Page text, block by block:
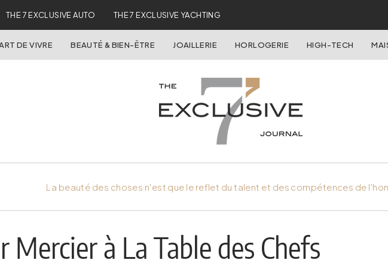
THE 7 EXCLUSIVE AUTO THE 7 EXCLUSIVE YACHTING
DE VIVRE BEAUTÉ & BIEN-ÊTRE JOAILLERIE HORLOGERIE HIGH-TECH
La beauté des choses n'est que le reflet du talent et des compétences de
Mercier à La Table des Chefs